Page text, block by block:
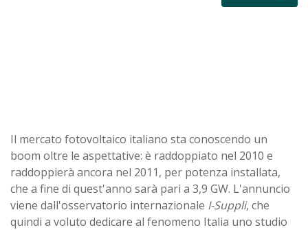
Il mercato fotovoltaico italiano sta conoscendo un
boom oltre le aspettative: è raddoppiato nel 2010 e
raddoppierà ancora nel 2011, per potenza installata,
che a fine di quest'anno sarà pari a 3,9 GW. L'annuncio
viene dall'osservatorio internazionale I-Suppli, che
quindi a voluto dedicare al fenomeno Italia uno studio